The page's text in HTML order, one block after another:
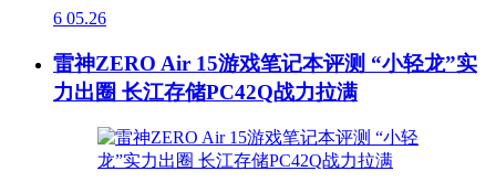
6 05.26
雷神ZERO Air 15游戏笔记本评测 “小轻龙”实
力出圈 长江存储PC42Q战力拉满